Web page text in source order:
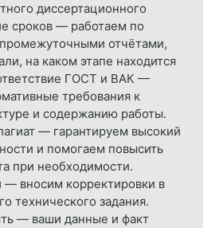
диссертационного
сроков — работаем по
отчётами,
на каком этапе находится
ГОСТ и ВАК —
требования к
и содержанию работы.
— гарантируем высокий
и помогаем повысить
при необходимости.
— вносим корректировки в
технического задания.
— ваши данные и факт